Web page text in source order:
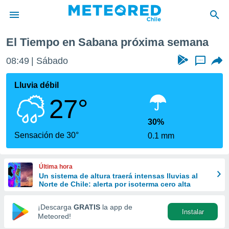
de
por
se
calidad.
a este
las
y
forma
digital
basada
El Tiempo en Sabana próxima semana
08:49 Sábado ...
Lluvia débil
27°
Sensación de 30°
30%
0.1 mm
Última hora
Un sistema de altura traerá intensas lluvias al
Norte de Chile: alerta por isoterma cero alta
¡Descarga GRATIS la app de
Meteored!
Instalar